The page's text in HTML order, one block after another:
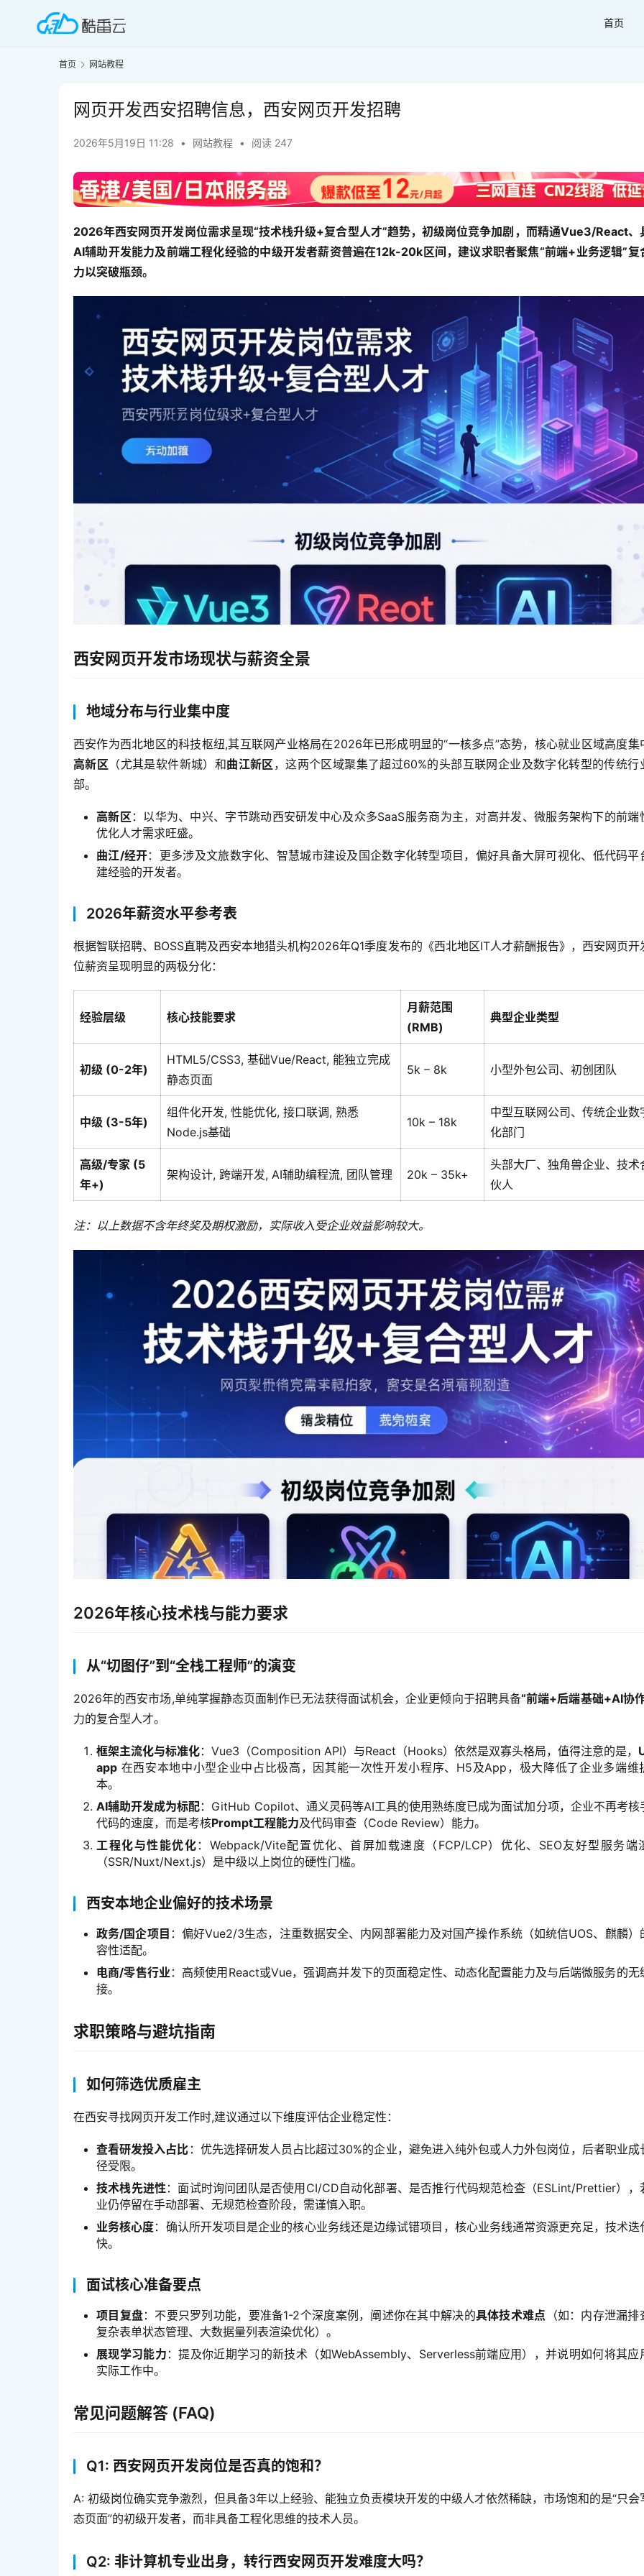
首页
首页 网站教程
网页开发西安招聘信息，西安网页开发招聘
2026年5月19日 11:28 • 网站教程 • 阅读 247
2026年西安网页开发岗位需求呈现“技术栈升级+复合型人才”趋势，初级岗位竞争加剧，而精通Vue3/React、
AI辅助开发能力及前端工程化经验的中级开发者薪资普遍在12k-20k区间，建议求职者聚焦“前端+业务逻辑”复
力以突破瓶颈。
西安网页开发市场现状与薪资全景
地域分布与行业集中度
西安作为西北地区的科技枢纽,其互联网产业格局在2026年已形成明显的“一核多点”态势，核心就业区域高度集
高新区 （尤其是软件新城）和曲江新区 ，这两个区域聚集了超过60%的头部互联网企业及数字化转型的传统行
部。
高新区 ：以华为、中兴、字节跳动西安研发中心及众多SaaS服务商为主，对高并发、微服务架构下的前端
优化人才需求旺盛。
曲江/经开：更多涉及文旅数字化、智慧城市建设及国企数字化转型项目，偏好具备大屏可视化、低代码平
建经验的开发者。
2026年薪资水平参考表
根据智联招聘、BOSS直聘及西安本地猎头机构2026年Q1季度发布的《西北地区IT人才薪酬报告》，西安网页开
位薪资呈现明显的两极分化：
经验层级 核心技能要求
月薪范围
(RMB)
典型企业类型
初级 (0-2年)
HTML5/CSS3, 基础Vue/React, 能独立完成
静态页面
5k – 8k 小型外包公司、初创团队
中级 (3-5年)
组件化开发, 性能优化, 接口联调, 熟悉
Node.js基础
10k – 18k
中型互联网公司、传统企业数
化部门
高级/专家 (5
年+)
架构设计, 跨端开发, AI辅助编程流, 团队管理 20k – 35k+
头部大厂、独角兽企业、技术
伙人
注：以上数据不含年终奖及期权激励，实际收入受企业效益影响较大。
2026年核心技术栈与能力要求
从“切图仔”到“全栈工程师”的演变
2026年的西安市场,单纯掌握静态页面制作已无法获得面试机会，企业更倾向于招聘具备“前端+后端基础+AI协
力的复合型人才。
框架主流化与标准化：Vue3（Composition API）与React（Hooks）依然是双寡头格局，值得注意的是，
app 在西安本地中小型企业中占比极高，因其能一次性开发小程序、H5及App，极大降低了企业多端维
本。
AI辅助开发成为标配：GitHub Copilot、通义灵码等AI工具的使用熟练度已成为面试加分项，企业不再考核
代码的速度，而是考核Prompt工程能力及代码审查（Code Review）能力。
工程化与性能优化 ：Webpack/Vite配置优化、首屏加载速度（FCP/LCP）优化、SEO友好型服务端
（SSR/Nuxt/Next.js）是中级以上岗位的硬性门槛。
西安本地企业偏好的技术场景
政务/国企项目 ：偏好Vue2/3生态，注重数据安全、内网部署能力及对国产操作系统（如统信UOS、麒麟）
容性适配。
电商/零售行业 ：高频使用React或Vue，强调高并发下的页面稳定性、动态化配置能力及与后端微服务的无
接。
求职策略与避坑指南
如何筛选优质雇主
在西安寻找网页开发工作时,建议通过以下维度评估企业稳定性：
查看研发投入占比 ：优先选择研发人员占比超过30%的企业，避免进入纯外包或人力外包岗位，后者职业成
径受限。
技术栈先进性 ：面试时询问团队是否使用CI/CD自动化部署、是否推行代码规范检查（ESLint/Prettier），
业仍停留在手动部署、无规范检查阶段，需谨慎入职。
业务核心度：确认所开发项目是企业的核心业务线还是边缘试错项目，核心业务线通常资源更充足，技术迭
快。
面试核心准备要点
项目复盘：不要只罗列功能，要准备1-2个深度案例，阐述你在其中解决的具体技术难点 （如：内存泄漏排
复杂表单状态管理、大数据量列表渲染优化）。
展现学习能力 ：提及你近期学习的新技术（如WebAssembly、Serverless前端应用），并说明如何将其应
实际工作中。
常见问题解答 (FAQ)
Q1: 西安网页开发岗位是否真的饱和？
A: 初级岗位确实竞争激烈，但具备3年以上经验、能独立负责模块开发的中级人才依然稀缺，市场饱和的是“只会
态页面”的初级开发者，而非具备工程化思维的技术人员。
Q2: 非计算机专业出身，转行西安网页开发难度大吗？